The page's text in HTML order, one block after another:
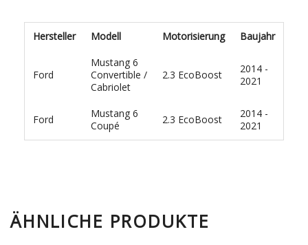
Hersteller Modell Motorisierung Baujahr
Ford
Mustang 6
Convertible /
Cabriolet
2.3 EcoBoost
2014 -
2021
Ford
Mustang 6
Coupé
2.3 EcoBoost
2014 -
2021
ÄHNLICHE PRODUKTE